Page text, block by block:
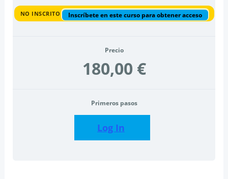
NO INSCRITO Inscríbete en este curso para obtener acceso
Precio
180,00 €
Primeros pasos
Log In